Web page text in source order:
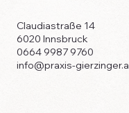
Claudiastraße 14
6020 Innsbruck
0664 9987 9760
info@praxis-